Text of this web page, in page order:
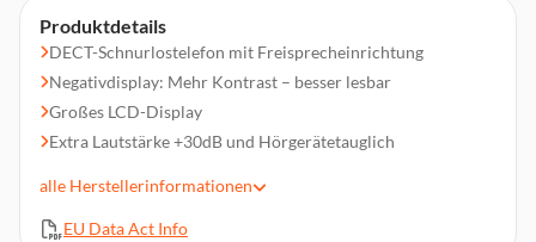
Produktdetails
DECT-Schnurlostelefon mit Freisprecheinrichtung
Negativdisplay: Mehr Kontrast – besser lesbar
Großes LCD-Display
Extra Lautstärke +30dB und Hörgerätetauglich
Elektronisches Telefonbuch mit bis zu 50 Speicherplätzen
alle Herstellerinformationen
EU Data Act Info